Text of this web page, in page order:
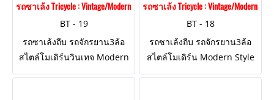
รถซาเล้ง Tricycle : Vintage/Modern Style BT - 19
BT - 19
รถซาเล้งถีบ รถจักรยาน3ล้อ
สไตล์โมเดิร์นวินเทจ Modern
Vintage Style ตกแต่งงานเหล็ก
รถซาเล้ง Tricycle : Vintage/Modern
BT - 18
รถซาเล้งถีบ รถจักรยาน3ล้อ
สไตล์โมเดิร์น Modern Style
ตกแต่งงานเหล็กทั้งคัน